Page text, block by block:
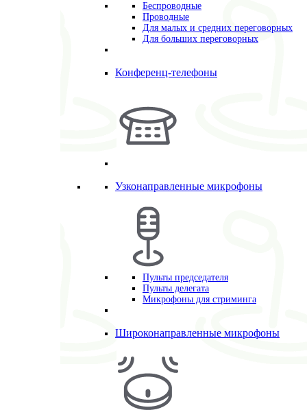
Беспроводные
Проводные
Для малых и средних переговорных
Для больших переговорных
Конференц-телефоны
Узконаправленные микрофоны
Пульты председателя
Пульты делегата
Микрофоны для стриминга
Широконаправленные микрофоны